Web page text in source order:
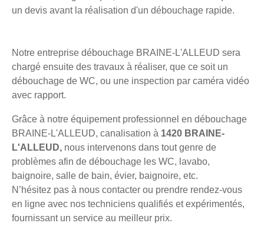
un devis avant la réalisation d'un débouchage rapide.
Notre entreprise débouchage BRAINE-L'ALLEUD sera
chargé ensuite des travaux à réaliser, que ce soit un
débouchage de WC, ou une inspection par caméra vidéo
avec rapport.
Grâce à notre équipement professionnel en débouchage
BRAINE-L'ALLEUD, canalisation à 1420 BRAINE-
L'ALLEUD, nous intervenons dans tout genre de
problèmes afin de débouchage les WC, lavabo,
baignoire, salle de bain, évier, baignoire, etc.
N’hésitez pas à nous contacter ou prendre rendez-vous
en ligne avec nos techniciens qualifiés et expérimentés,
fournissant un service au meilleur prix.